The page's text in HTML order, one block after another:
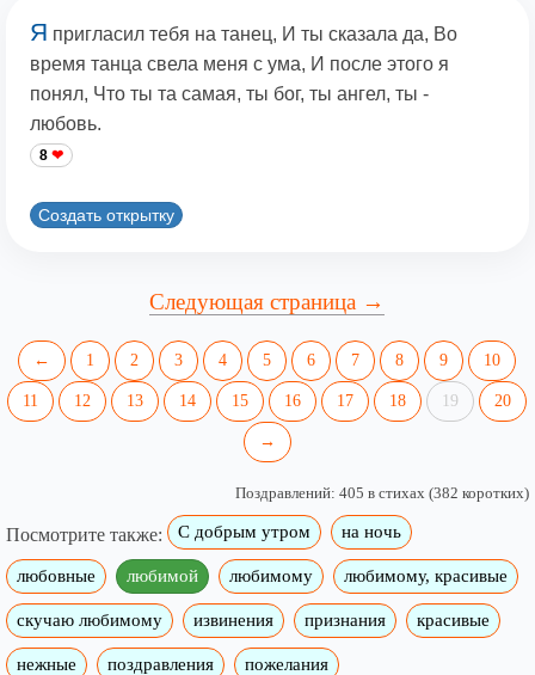
Я пригласил тебя на танец, И ты сказала да, Во
время танца свела меня с ума, И после этого я
понял, Что ты та самая, ты бог, ты ангел, ты -
любовь.
8
Создать открытку
Следующая страница →
← 1 2 3 4 5 6 7 8 9 10
11 12 13 14 15 16 17 18 19 20
→
Поздравлений: 405 в стихах (382 коротких)
Посмотрите также: С добрым утром на ночь
любовные любимой любимому любимому, красивые
скучаю любимому извинения признания красивые
нежные поздравления пожелания